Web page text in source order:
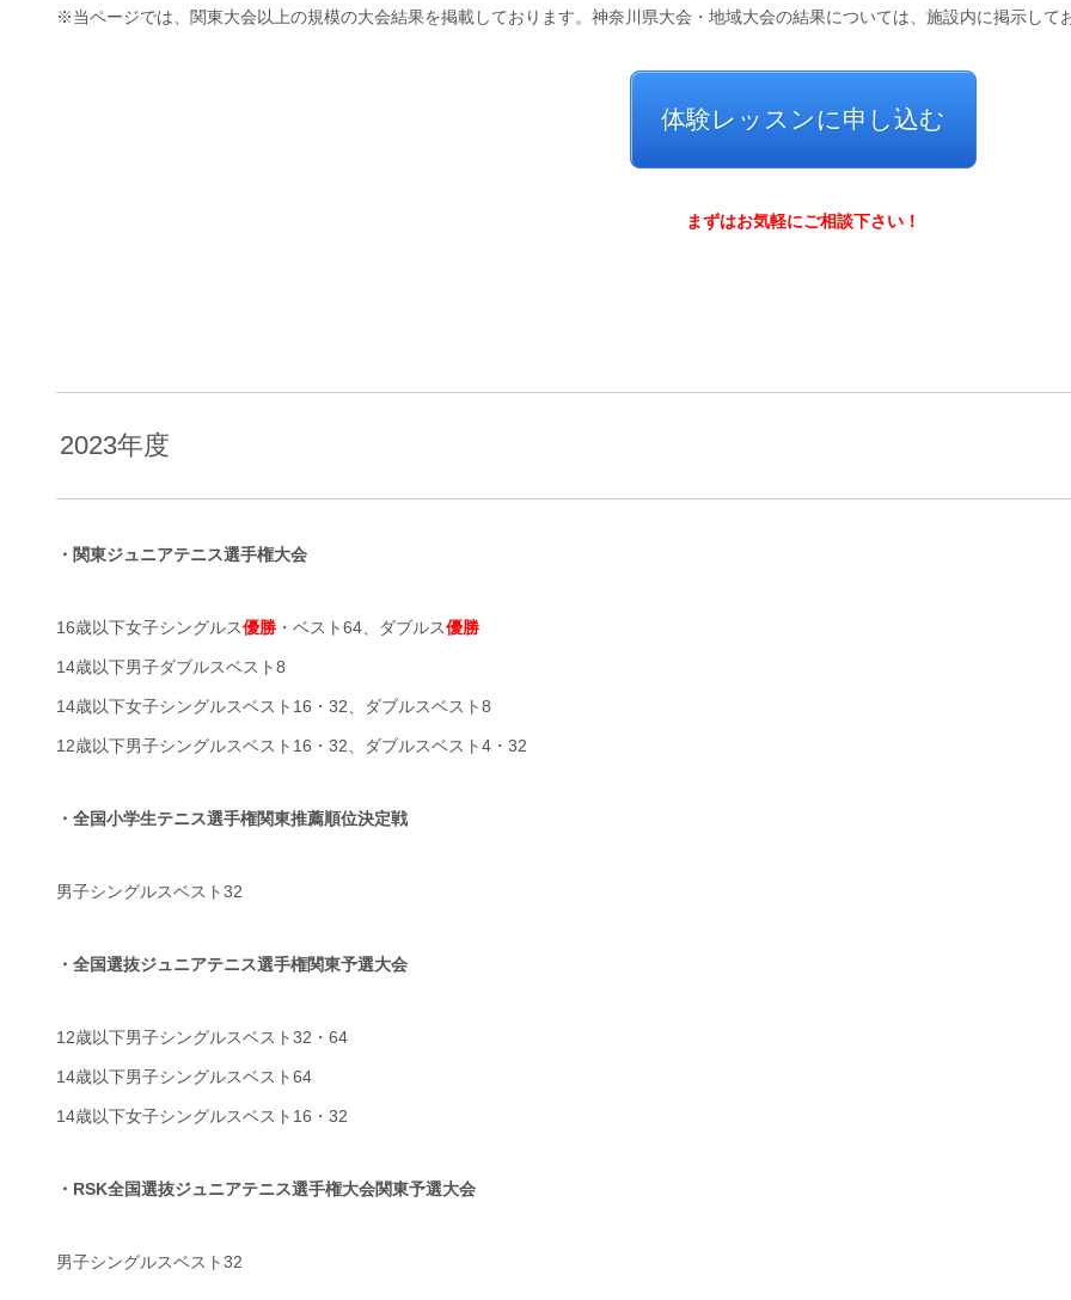
※当ページでは、関東大会以上の規模の大会結果を掲載しております。神奈川県大会・地域大会の結果については、施設内に掲示して
体験レッスンに申し込む
まずはお気軽にご相談下さい！
2023年度
・関東ジュニアテニス選手権大会
16歳以下女子シングルス優勝 ・ベスト64、ダブルス優勝
14歳以下男子ダブルスベスト8
14歳以下女子シングルスベスト16・32、ダブルスベスト8
12歳以下男子シングルスベスト16・32、ダブルスベスト4・32
・全国小学生テニス選手権関東推薦順位決定戦
男子シングルスベスト32
・全国選抜ジュニアテニス選手権関東予選大会
12歳以下男子シングルスベスト32・64
14歳以下男子シングルスベスト64
14歳以下女子シングルスベスト16・32
・RSK全国選抜ジュニアテニス選手権大会関東予選大会
男子シングルスベスト32